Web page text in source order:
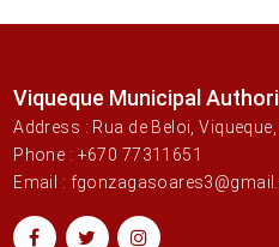
Viqueque Municipal
Address : Rua de Beloi,
Phone : +670 77311651
Email :